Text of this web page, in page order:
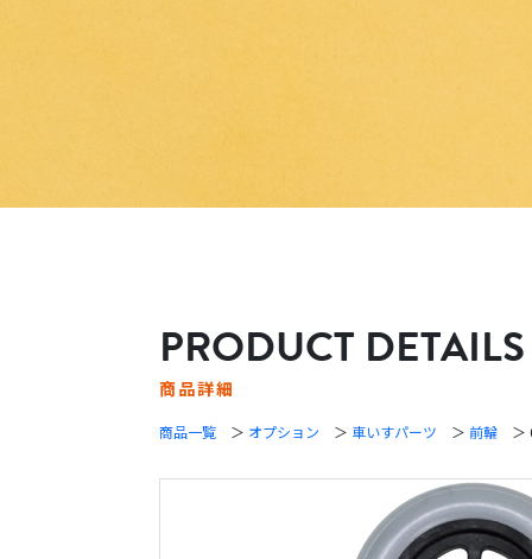
PRODUCT DETAILS
商品詳細
商品一覧 ＞ オプション ＞ 車いすパーツ ＞ 前輪 ＞